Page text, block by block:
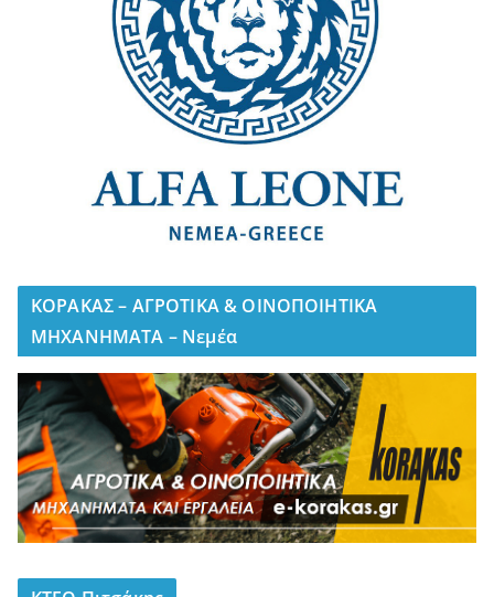
ΚΟΡΑΚΑΣ – ΑΓΡΟΤΙΚΑ & ΟΙΝΟΠΟΙΗΤΙΚΑ
ΜΗΧΑΝΗΜΑΤΑ – Νεμέα